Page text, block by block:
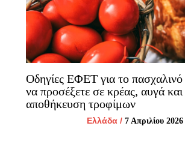
Οδηγίες ΕΦΕΤ για το πασχαλινό
να προσέξετε σε κρέας, αυγά και
αποθήκευση τροφίμων
Ελλάδα / 7 Απριλίου 2026